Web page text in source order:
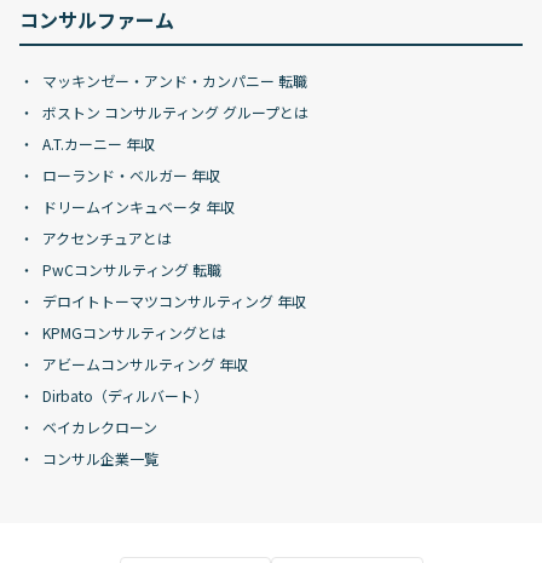
コンサルファーム
マッキンゼー・アンド・カンパニー 転職
ボストン コンサルティング グループとは
A.T.カーニー 年収
ローランド・ベルガー 年収
ドリームインキュベータ 年収
アクセンチュアとは
PwCコンサルティング 転職
デロイトトーマツコンサルティング 年収
KPMGコンサルティングとは
アビームコンサルティング 年収
Dirbato（ディルバート）
ベイカレクローン
コンサル企業一覧